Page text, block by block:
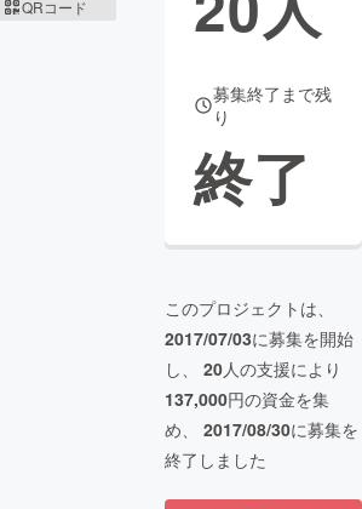
QRコード
募集終了まで残
り
終了
このプロジェクトは、
2017/07/03に募集を開始
し、 20人の支援により
137,000円の資金を集
め、 2017/08/30に募集を
終了しました